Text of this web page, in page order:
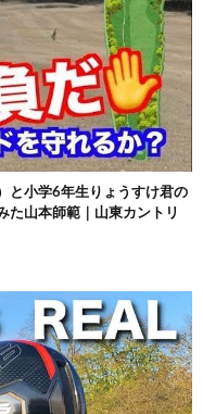
と小学6年生りょうすけ君の
た山本師範｜山東カントリ